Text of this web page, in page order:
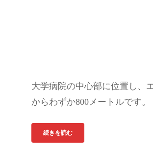
大学病院の中心部に位置し、
からわずか800メートルです。
続きを読む